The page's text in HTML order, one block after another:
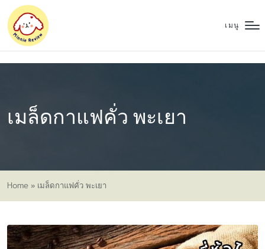
เมนู
เมล็ดกาแฟคั่ว พะเยา
Home » เมล็ดกาแฟคั่ว พะเยา